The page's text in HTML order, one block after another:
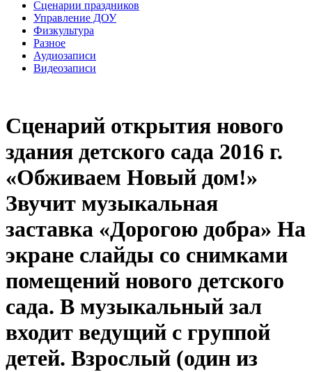
Сценарии праздников
Управление ДОУ
Физкультура
Разное
Аудиозаписи
Видеозаписи
Сценарий открытия нового
здания детского сада 2016 г.
«Обживаем Новый дом!»
Звучит музыкальная
заставка «Дорогою добра» На
экране слайды со снимками
помещений нового детского
сада. В музыкальный зал
входит ведущий с группой
детей. Взрослый (один из